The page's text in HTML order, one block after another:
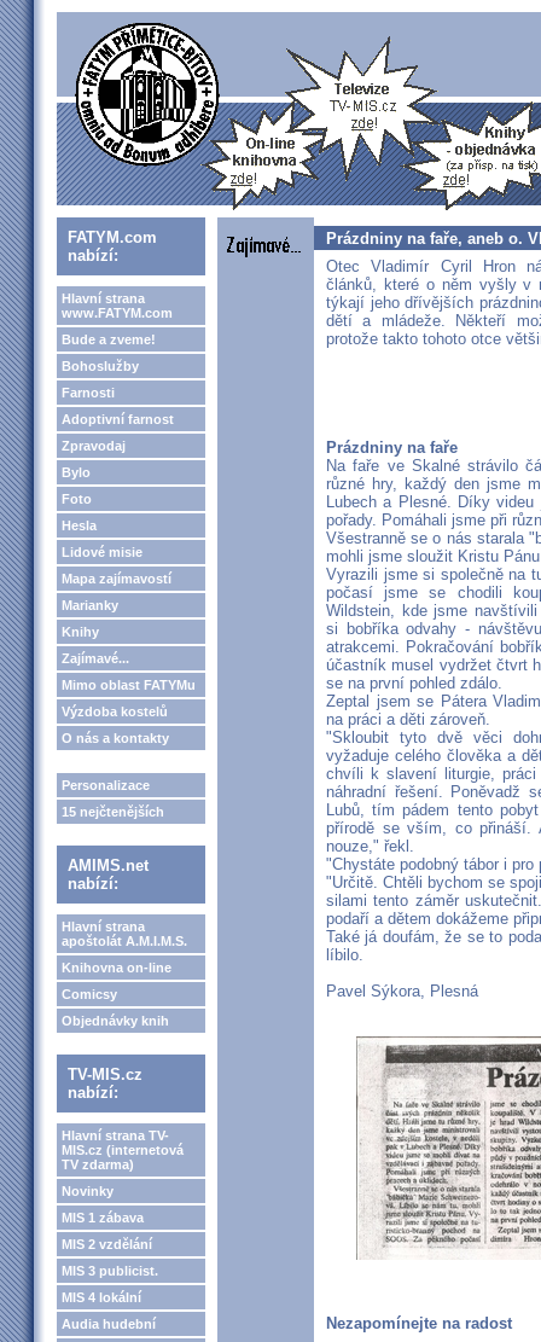
FATYM.com
nabízí:
Hlavní strana
www.FATYM.com
Bude a zveme!
Bohoslužby
Farnosti
Adoptivní farnost
Zpravodaj
Bylo
Foto
Hesla
Lidové misie
Mapa zajímavostí
Marianky
Knihy
Zajímavé...
Mimo oblast FATYMu
Výzdoba kostelů
O nás a kontakty
Personalizace
15 nejčtenějších
AMIMS.net
nabízí:
Hlavní strana
apoštolát A.M.I.M.S.
Knihovna on-line
Comicsy
Objednávky knih
TV-MIS.cz
nabízí:
Hlavní strana TV-
MIS.cz (internetová
TV zdarma)
Novinky
MIS 1 zábava
MIS 2 vzdělání
MIS 3 publicist.
MIS 4 lokální
Audia hudební
Prázdniny na faře, aneb o.
Otec Vladimír Cyril Hron
článků, které o něm vyšly v
týkají jeho dřívějších
dětí a mládeže. Někteří
protože takto tohoto otce
Prázdniny na faře
Na faře ve Skalné strávilo
různé hry, každý den jsme
Lubech a Plesné. Díky
pořady. Pomáhali jsme při
Všestranně se o nás starala
mohli jsme sloužit Kristu
Vyrazili jsme si společně na
počasí jsme se chodili
Wildstein, kde jsme
si bobříka odvahy -
atrakcemi. Pokračování
účastník musel vydržet čtvrt
se na první pohled zdálo.
Zeptal jsem se Pátera
na práci a děti zároveň.
"Skloubit tyto dvě věci
vyžaduje celého člověka a
chvíli k slavení liturgie,
náhradní řešení. Poněvadž
Lubů, tím pádem tento
přírodě se vším, co přináší.
nouze," řekl.
"Chystáte podobný tábor i
"Určitě. Chtěli bychom se
silami tento záměr
podaří a dětem dokážeme
Také já doufám, že se to
líbilo.
Pavel Sýkora, Plesná
Nezapomínejte na radost